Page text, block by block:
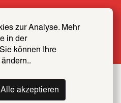
zur Analyse. Mehr
in der
können Ihre
Alle akzeptieren
werden
erfahren